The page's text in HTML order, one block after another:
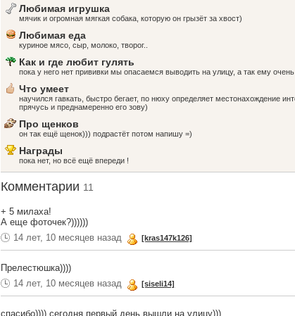
Любимая игрушка
мячик и огромная мягкая собака, которую он грызёт за хвост)
Любимая еда
куриное мясо, сыр, молоко, творог..
Как и где любит гулять
пока у него нет прививки мы опасаемся выводить на улицу, а так ему
Что умеет
научился гавкать, быстро бегает, по нюху определяет местонахождение
прячусь и преднамеренно его зову)
Про щенков
он так ещё щенок))) подрастёт потом напишу =)
Награды
пока нет, но всё ещё впереди !
Комментарии 11
+ 5 милаха!
А еще фоточек?))))))
14 лет, 10 месяцев назад
[kras147k126]
Прелестюшка))))
14 лет, 10 месяцев назад
[siseli14]
спасибо)))) сегодня первый день вышли на улицу)))